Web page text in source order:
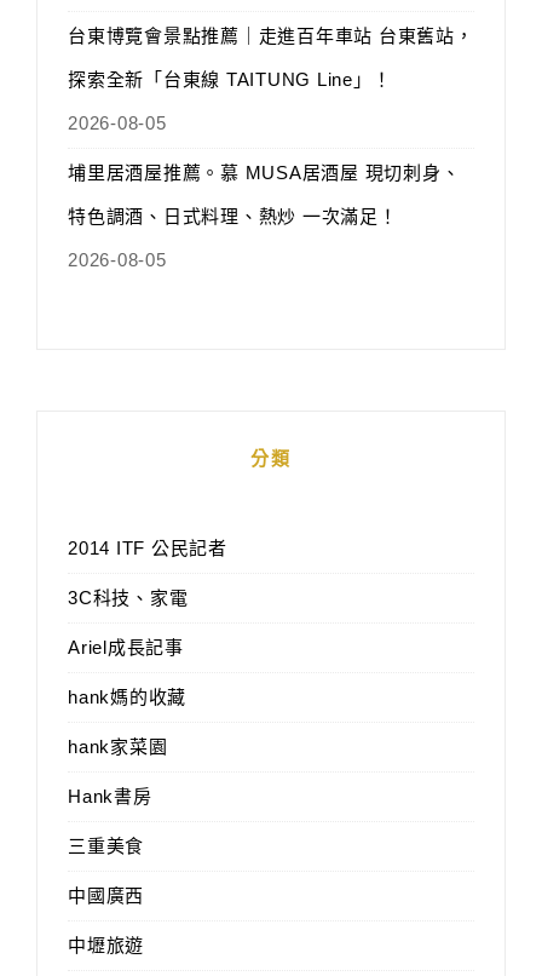
台東博覽會景點推薦｜走進百年車站 台東舊站，
探索全新「台東線 TAITUNG Line」！
2026-08-05
埔里居酒屋推薦。慕 MUSA居酒屋 現切刺身、
特色調酒、日式料理、熱炒 一次滿足！
2026-08-05
分類
2014 ITF 公民記者
3C科技、家電
Ariel成長記事
hank媽的收藏
hank家菜園
Hank書房
三重美食
中國廣西
中壢旅遊